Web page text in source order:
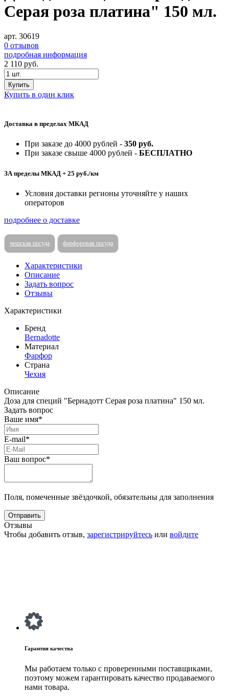
Серая роза платина" 150 мл.
арт. 30619
0 отзывов
подробная информация
2 110 руб.
Купить
Купить в один клик
Доставка в пределах МКАД
При заказе до 4000 рублей - 350 руб.
При заказе свыше 4000 рублей - БЕСПЛАТНО
ЗА пределы МКАД + 25 руб./км
Условия доставки регионы уточняйте у наших
операторов
подробнее о доставке
чешская посуда фарфоровая посуда
Характеристики
Описание
Задать вопрос
Отзывы
Характеристики
Бренд
Bernadotte
Материал
Фарфор
Страна
Чехия
Описание
Доза для специй "Бернадотт Серая роза платина" 150 мл.
Задать вопрос
Ваше имя*
E-mail*
Ваш вопрос*
Поля, помеченные звёздочкой, обязательны для заполнения
Отзывы
Чтобы добавить отзыв, зарегистрируйтесь или войдите
Гарантия качества
Мы работаем только с проверенными поставщиками,
поэтому можем гарантировать качество продаваемого
нами товара.